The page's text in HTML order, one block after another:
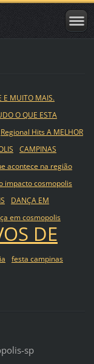
E MUITO MAIS.
O QUE ESTA
Regional Hits A MELHOR
CAMPINAS
acontece na região
impacto cosmopolis
DANÇA EM
em cosmopolis
DE
festa campinas
sp